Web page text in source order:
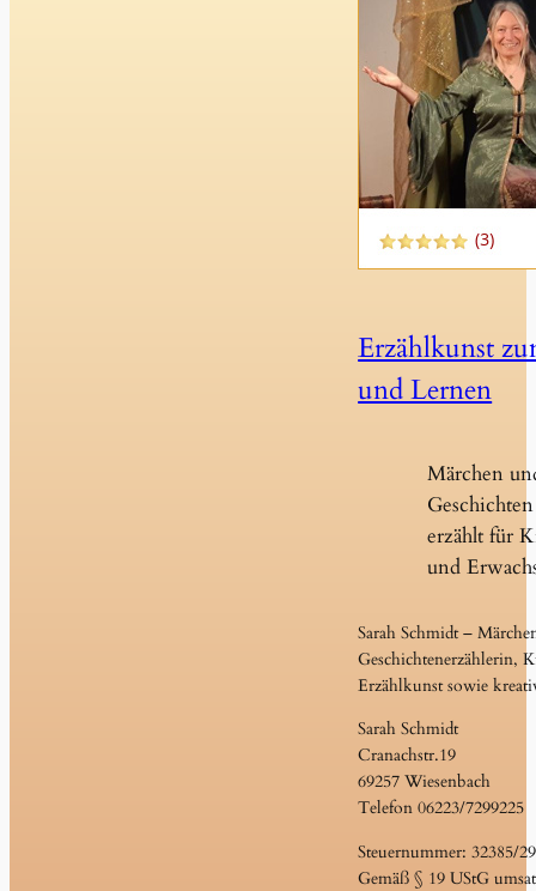
Erzählkunst
und Lernen
Märchen
erzählt für
und
Sarah Schmidt –
Geschichtenerzählerin,
Erzählkunst sowie
Sarah Schmidt
Cranachstr.19
69257 Wiesenbach
Telefon 06223/7299225
Steuernummer: 32385/
Gemäß § 19 UStG